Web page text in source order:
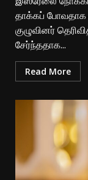
தாக்கப்
குழுவினர்
சேர்ந்ததாக...
Read More